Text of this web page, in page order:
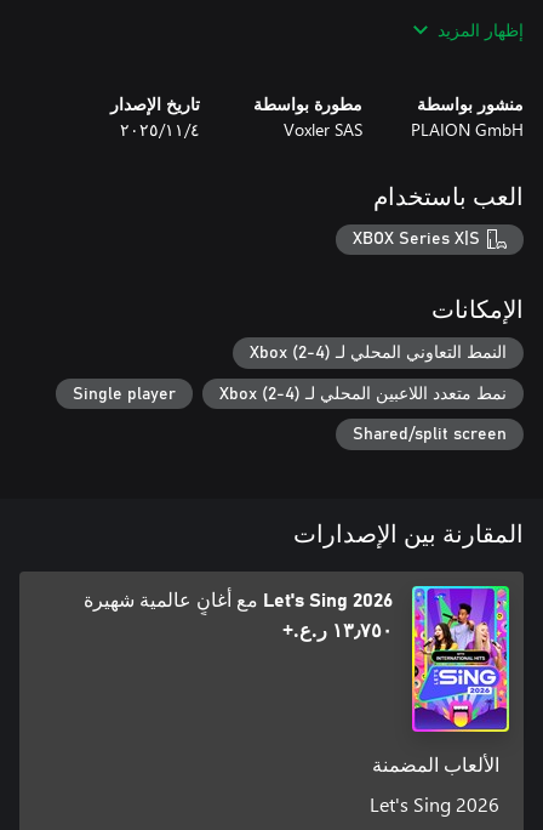
استعِدَّ لاعتلاء المسرح!
إظهار المزيد
منشور بواسطة
PLAION GmbH
مطورة بواسطة
Voxler SAS
تاريخ الإصدار
٤‏/١١‏/٢٠٢٥
العب باستخدام
XBOX Series X|S
الإمكانات
النمط التعاوني المحلي لـ Xbox (2-4)
نمط متعدد اللاعبين المحلي لـ Xbox (2-4) Single player
Shared/split screen
المقارنة بين الإصدارات
Let's Sing 2026 مع أغانٍ عالمية شهيرة
١٣٫٧٥٠ ر.ع.‏+
الألعاب المضمنة
Let's Sing 2026